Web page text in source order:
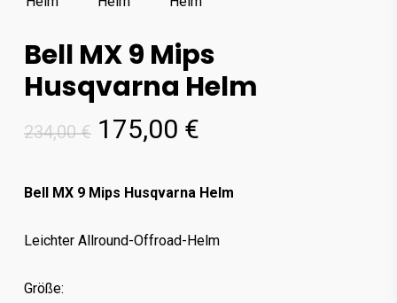
Bell MX 9 Mips
Husqvarna Helm
234,00€ Ursprünglicher
war:
234,00 €
175,00 €Aktueller
ist:
175,00 €.
Bell MX 9 Mips Husqvarna Helm
Leichter Allround-Offroad-Helm
Größe: